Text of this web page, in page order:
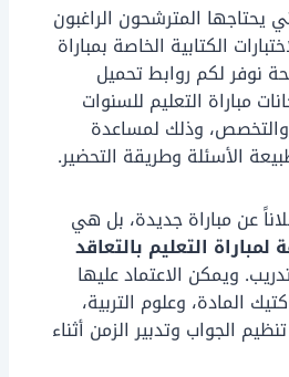
يحتاجها المترشحون الراغبون
الكتابية الخاصة بمباراة
نوفر لكم روابط تحميل
مباراة التعليم للسنوات
وذلك لمساعدة
الأسئلة وطريقة التحضير.
عن مباراة جديدة، بل هي
التعليم بالتعاقد
ويمكن الاعتماد عليها
المادة، وعلوم التربية،
الجواب وتدبير الزمن أثناء